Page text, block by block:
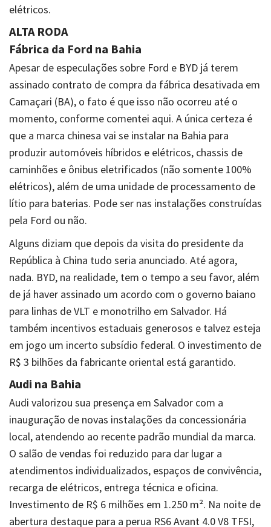
elétricos.
ALTA RODA
Fábrica da Ford na Bahia
Apesar de especulações sobre Ford e BYD já terem
assinado contrato de compra da fábrica desativada em
Camaçari (BA), o fato é que isso não ocorreu até o
momento, conforme comentei aqui. A única certeza é
que a marca chinesa vai se instalar na Bahia para
produzir automóveis híbridos e elétricos, chassis de
caminhões e ônibus eletrificados (não somente 100%
elétricos), além de uma unidade de processamento de
lítio para baterias. Pode ser nas instalações construídas
pela Ford ou não.
Alguns diziam que depois da visita do presidente da
República à China tudo seria anunciado. Até agora,
nada. BYD, na realidade, tem o tempo a seu favor, além
de já haver assinado um acordo com o governo baiano
para linhas de VLT e monotrilho em Salvador. Há
também incentivos estaduais generosos e talvez esteja
em jogo um incerto subsídio federal. O investimento de
R$ 3 bilhões da fabricante oriental está garantido.
Audi na Bahia
Audi valorizou sua presença em Salvador com a
inauguração de novas instalações da concessionária
local, atendendo ao recente padrão mundial da marca.
O salão de vendas foi reduzido para dar lugar a
atendimentos individualizados, espaços de convivência,
recarga de elétricos, entrega técnica e oficina.
Investimento de R$ 6 milhões em 1.250 m². Na noite de
abertura destaque para a perua RS6 Avant 4.0 V8 TFSI,